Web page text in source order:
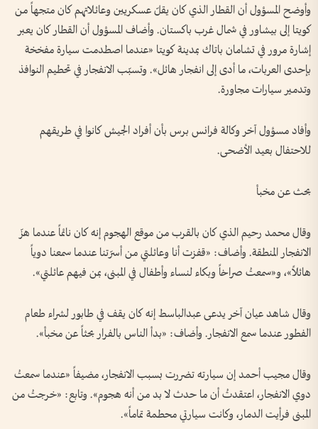
وأوضح المسؤول أن القطار الذي كان يقلّ عسكريين وعائلاتهم كان متجهاً من
كويتا إلى بيشاور في شمال غرب باكستان. وأضاف المسؤول أن القطار كان يعبر
إشارة مرور في تشامان باتاك بمدينة كويتا «عندما اصطدمت سيارة مفخخة
بإحدى العربات، ما أدى إلى انفجار هائل». وتسبّب الانفجار في تحطيم النوافذ
وتدمير سيارات مجاورة.
وأفاد مسؤول آخر وكالة فرانس برس بأن أفراد الجيش كانوا في طريقهم
للاحتفال بعيد الأضحى.
بحث عن مخبأ
وقال محمد رحيم الذي كان بالقرب من موقع الهجوم إنه كان نائماً عندما هزّ
الانفجار المنطقة. وأضاف: «قفزت أنا وعائلتي من أسرّتنا عندما سمعنا دوياً
هائلاً»، و«سمعتُ صراخاً وبكاء لنساء وأطفال في المبنى، بمن فيهم عائلتي».
وقال شاهد عيان آخر يدعى عبدالباسط إنه كان يقف في طابور لشراء طعام
الفطور عندما سمع الانفجار. وأضاف: «بدأ الناس بالفرار بحثاً عن مخبأ».
وقال مجيب أحمد إن سيارته تضررت بسبب الانفجار، مضيفاً «عندما سمعتُ
دوي الانفجار، اعتقدتُ أن ما حدث لا بد من أنه هجوم». وتابع: «خرجتُ من
المبنى فرأيت الدمار، وكانت سيارتي محطمة تماماً».